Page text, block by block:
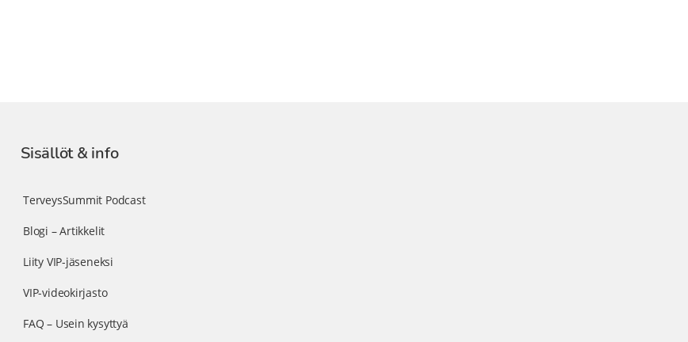
Sisällöt & info
TerveysSummit Podcast
Blogi – Artikkelit
Liity VIP-jäseneksi
VIP-videokirjasto
FAQ – Usein kysyttyä